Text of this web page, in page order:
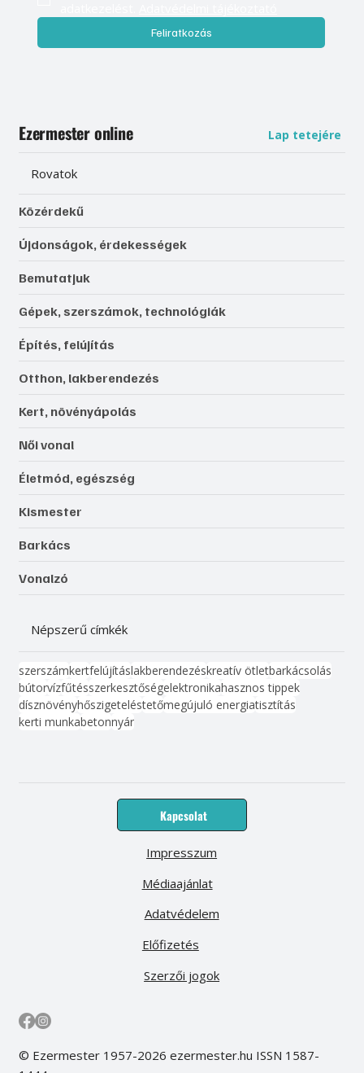
Feliratkozás
Ezermester online Lap tetejére
Rovatok
Közérdekű
Újdonságok, érdekességek
Bemutatjuk
Gépek, szerszámok, technológiák
Építés, felújítás
Otthon, lakberendezés
Kert, növényápolás
Női vonal
Életmód, egészség
Kismester
Barkács
Vonalzó
Népszerű címkék
szerszámkertfelújításlakberendezéskreatív ötletbarkácsolás
bútorvízfűtésszerkesztőségelektronikahasznos tippek
dísznövényhőszigeteléstetőmegújuló energiatisztítás
kerti munkabetonnyár
Kapcsolat
Médiaajánlat
Előfizetés
Impresszum
Adatvédelem
Szerzői jogok
© Ezermester 1957-2026 ezermester.hu ISSN 1587-